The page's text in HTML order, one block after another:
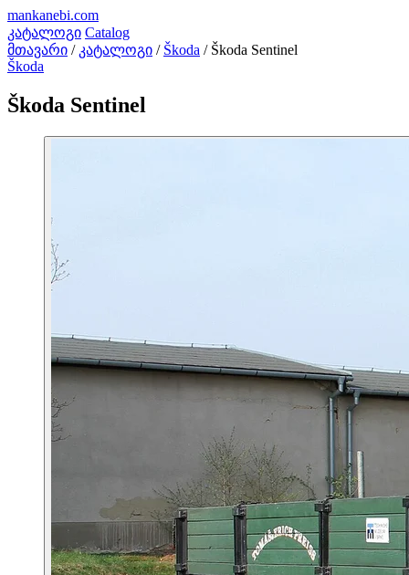
mankanebi.com
კატალოგი Catalog
მთავარი / კატალოგი / Škoda / Škoda Sentinel
Škoda
Škoda Sentinel